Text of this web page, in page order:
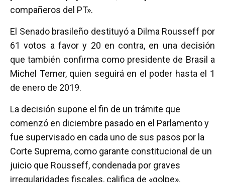
compañeros del PT».
El Senado brasileño destituyó a Dilma Rousseff por
61 votos a favor y 20 en contra, en una decisión
que también confirma como presidente de Brasil a
Michel Temer, quien seguirá en el poder hasta el 1
de enero de 2019.
La decisión supone el fin de un trámite que
comenzó en diciembre pasado en el Parlamento y
fue supervisado en cada uno de sus pasos por la
Corte Suprema, como garante constitucional de un
juicio que Rousseff, condenada por graves
irregularidades fiscales, califica de «golpe».